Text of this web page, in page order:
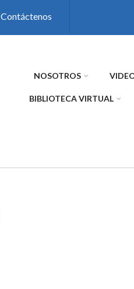
Contáctenos
NOSOTROS
BIBLIOTECA VIRTUAL